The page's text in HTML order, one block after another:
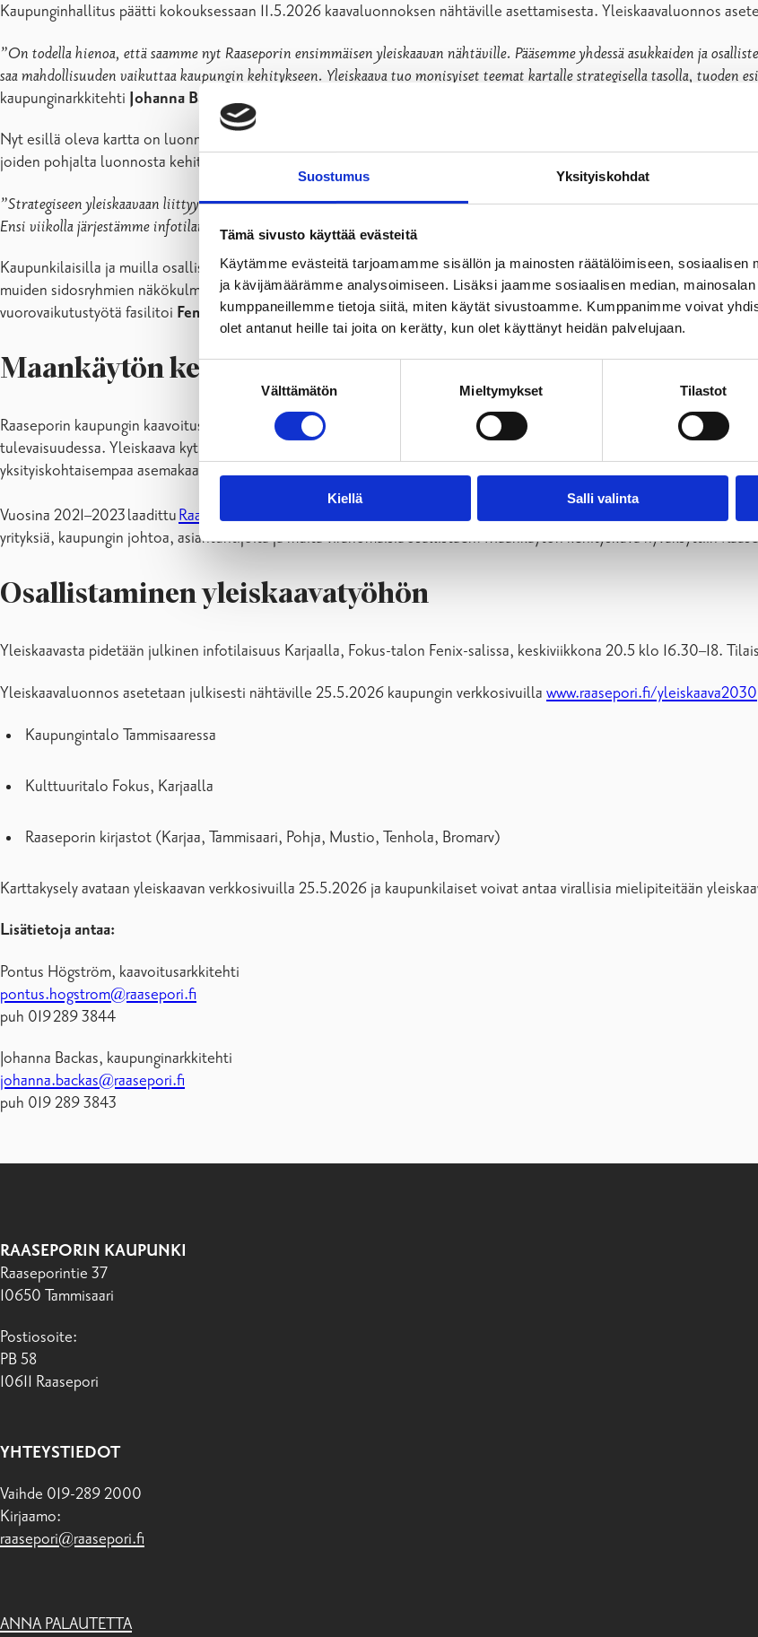
Suostumus Yksityiskohdat
Tämä sivusto käyttää evästeitä
Käytämme evästeitä tarjoamamme sisällön ja mainosten räätälöimiseen, sosiaalisen
ja kävijämäärämme analysoimiseen. Lisäksi jaamme sosiaalisen median,
kumppaneillemme tietoja siitä, miten käytät sivustoamme. Kumppanimme voivat
olet antanut heille tai joita on kerätty, kun olet käyttänyt heidän palvelujaan.
Suostumuksen
Välttämätön Mieltymykset Tilastot
Kiellä Salli valinta
Kaupunginhallitus päätti kokouksessaan 11.5.2026 kaavaluonnoksen nähtäville asettamisesta. Yleiskaavaluonnos
”On todella hienoa, että saamme nyt Raaseporin ensimmäisen yleiskaavan nähtäville. Pääsemme yhdessä asukkaiden ja
saa mahdollisuuden vaikuttaa kaupungin kehitykseen. Yleiskaava tuo monisyiset teemat kartalle strategisella tasolla, tuoden
kaupunginarkkitehti Johanna Backas.
Nyt esillä oleva kartta on luonnos, joka toimii pohjana jatkokeskusteluille ja neuvotteluille. Ensi syksyn ja kevään
joiden pohjalta luonnosta kehitetään yleiskaavaehdotukseksi. Alustavan aikataulun mukaan ehdotus asetetaan
”Strategiseen yleiskaavaan liittyy monenlaisia näkemyksiä Raaseporin kehittämisestä, ja se on hyvä asia. Tämä luonnos
Ensi viikolla järjestämme infotilaisuuden tulevasta prosessista Kulttuuritalon Fenix-salissa ja samalla avaamme yleiskaavaa
Kaupunkilaisilla ja muilla osallisilla on mahdollisuus esittää mielipiteensä yleiskaavasta koko kaavoitusprosessin
muiden sidosryhmien näkökulmaa osaksi lopullista yleiskaavaa. Yleiskaavaprosessin aikana järjestetään työpajoja ja
vuorovaikutustyötä fasilitoi Femma Planning Oyyhteistyössä kaupungin kaavoitusyksikön kanssa.
Maankäytön kehityskuva 2050 yleiskaavatyön pohjana
Raaseporin kaupungin kaavoitusyksikkö laatii ensimmäistä koko kaupungin kattavaa strategista yleiskaavaa. Sen
tulevaisuudessa. Yleiskaava kytkeytyy kaupungin strategiaan ja se on kokonaisvaltainen suunnitelma pitkän aikavälin
yksityiskohtaisempaa asemakaavoitusta ja toimii oikeudellisena sopimuksena kaupungin, asukkaiden, yritysten ja
Vuosina 2021–2023 laadittuRaaseporin maankäytön kehityskuva
toimii yleiskaavatyön pohjana. Kehityskuvaa
yrityksiä, kaupungin johtoa, asiantuntijoita ja muita viranomaisia osallistaen. Maankäytön kehityskuva hyväksyttiin
Osallistaminen yleiskaavatyöhön
Yleiskaavasta pidetään julkinen infotilaisuus Karjaalla, Fokus-talon Fenix-salissa, keskiviikkona 20.5 klo 16.30–18.
Yleiskaavaluonnos asetetaan julkisesti nähtäville 25.5.2026 kaupungin verkkosivuilla www.raasepori.fi/yleiskaava2030
Kaupungintalo Tammisaaressa
Kulttuuritalo Fokus, Karjaalla
Raaseporin kirjastot (Karjaa, Tammisaari, Pohja, Mustio, Tenhola, Bromarv)
Karttakysely avataan yleiskaavan verkkosivuilla 25.5.2026 ja kaupunkilaiset voivat antaa virallisia mielipiteitään
Lisätietoja antaa:
Pontus Högström, kaavoitusarkkitehti
pontus.hogstrom@raasepori.fi
puh 019 289 3844
Johanna Backas, kaupunginarkkitehti
johanna.backas@raasepori.fi
puh 019 289 3843
RAASEPORIN KAUPUNKI
Raaseporintie 37
10650 Tammisaari
Postiosoite:
PB 58
10611 Raasepori
YHTEYSTIEDOT
Vaihde 019-289 2000
Kirjaamo:
raasepori@raasepori.fi
ANNA PALAUTETTA